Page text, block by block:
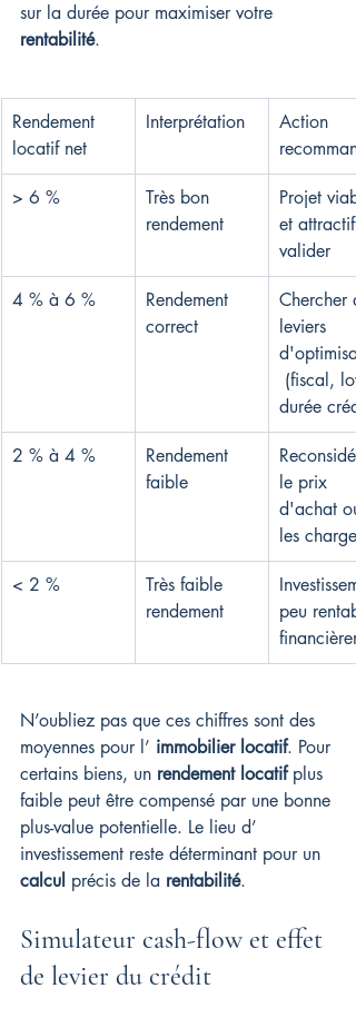
sur la durée pour maximiser votre
rentabilité.
Rendement
locatif net
Interprétation
Action
> 6 %
Très bon
rendement
Projet
et
valider
4 % à 6 %
Rendement
correct
Chercher
leviers
(fiscal,
durée
2 % à 4 %
Rendement
faible
le prix
d'achat ou
les charges
< 2 %
Très faible
rendement
peu
N’oubliez pas que ces chiffres sont des
moyennes pour l’ immobilier locatif. Pour
certains biens, un rendement locatif plus
faible peut être compensé par une bonne
plus-value potentielle. Le lieu d’
investissement reste déterminant pour un
calcul précis de la rentabilité.
Simulateur cash-flow et effet
de levier du crédit